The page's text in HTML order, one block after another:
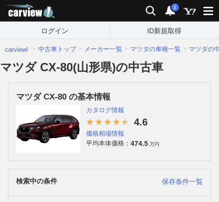
検索 通知
i
ログイン ID新規取得
carview! 中古車トップ メーカー一覧 マツダの車種一覧 マツダの
マツダ CX-80(山形県)の中古車
マツダ CX-80 の基本情報
カタログ情報
4.6
価格相場情報
平均本体価格： 474.5 万円
検索中の条件 保存条件一覧